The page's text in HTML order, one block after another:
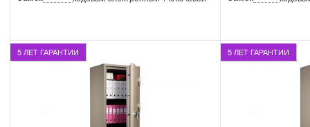
5 ЛЕТ ГАРАНТИИ 5 ЛЕТ ГАРАНТИИ